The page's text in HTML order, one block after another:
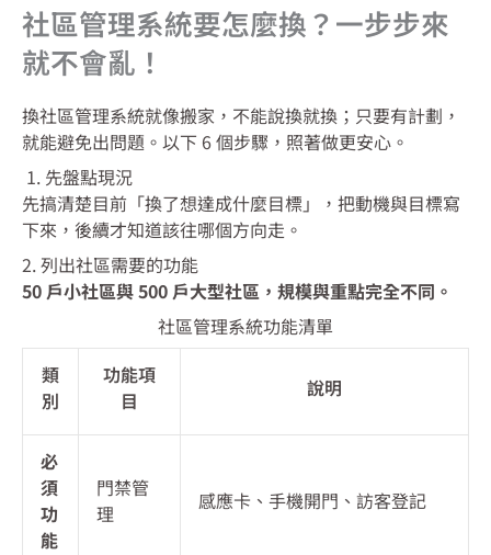
社區管理系統要怎麼換？一步步來
就不會亂！
換社區管理系統就像搬家，不能說換就換；只要有計劃，
就能避免出問題。以下 6 個步驟，照著做更安心。
1. 先盤點現況
先搞清楚目前「換了想達成什麼目標」，把動機與目標寫
下來，後續才知道該往哪個方向走。
2. 列出社區需要的功能
50 戶小社區與 500 戶大型社區，規模與重點完全不同。
社區管理系統功能清單
類
別
功能項
目
說明
必
須
功
能
門禁管
理
感應卡、手機開門、訪客登記